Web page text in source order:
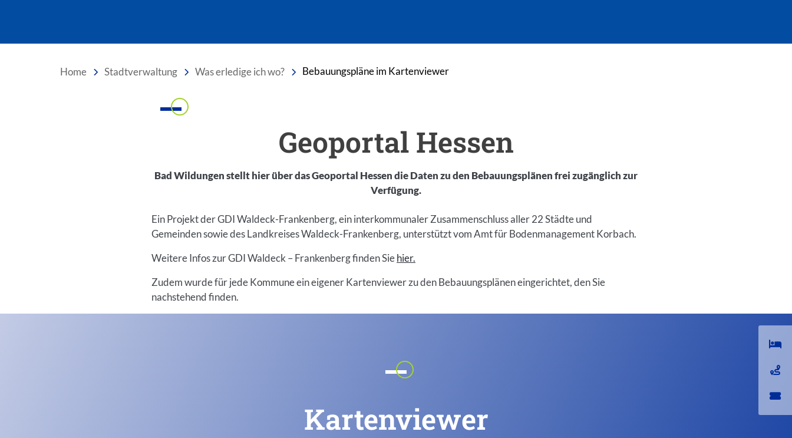
Home Stadtverwaltung Was erledige ich wo? Bebauungspläne im Kartenviewer
Geoportal Hessen
Bad Wildungen stellt hier über das Geoportal Hessen die Daten zu den Bebauungsplänen frei zugänglich zur
Verfügung.
Inhalt
Ein Projekt der GDI Waldeck-Frankenberg, ein interkommunaler Zusammenschluss aller 22 Städte und
Gemeinden sowie des Landkreises Waldeck-Frankenberg, unterstützt vom Amt für Bodenmanagement Korbach.
Weitere Infos zur GDI Waldeck – Frankenberg finden Siehier.
Zudem wurde für jede Kommune ein eigener Kartenviewer zu den Bebauungsplänen eingerichtet, den Sie
nachstehend finden.
Kartenviewer